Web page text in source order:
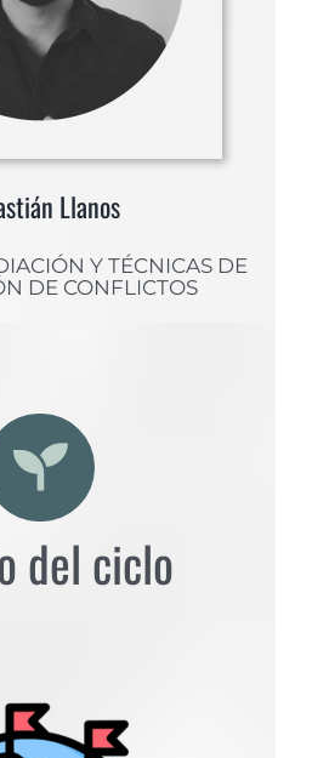
Llanos
Y TÉCNICAS DE
DE CONFLICTOS
del ciclo